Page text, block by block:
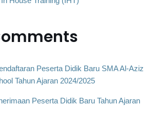
Peserta Didik Baru SMA Al-Aziz
Tahun Ajaran 2024/2025
Peserta Didik Baru Tahun Ajaran